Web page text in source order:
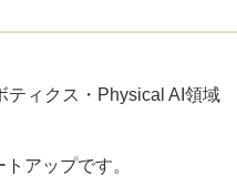
ティクス・Physical AI領域
アップです。